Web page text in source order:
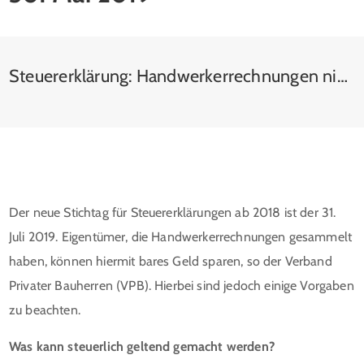
Steuererklärung: Handwerkerrechnungen nicht vergessen
Der neue Stichtag für Steuererklärungen ab 2018 ist der 31.
Juli 2019. Eigentümer, die Handwerkerrechnungen gesammelt
haben, können hiermit bares Geld sparen, so der Verband
Privater Bauherren (VPB). Hierbei sind jedoch einige Vorgaben
zu beachten.
Was kann steuerlich geltend gemacht werden?